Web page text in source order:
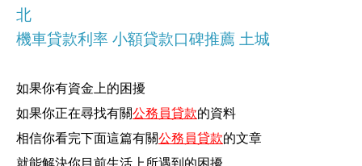
北
機車貸款利率 小額貸款口碑推薦 土城
如果你有資金上的困擾
如果你正在尋找有關公務員貸款的資料
相信你看完下面這篇有關公務員貸款的文章
就能解決你目前生活上所遇到的困擾